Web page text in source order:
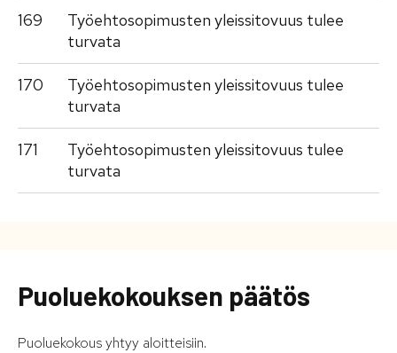
169
Työehtosopimusten yleissitovuus tulee
turvata
170
Työehtosopimusten yleissitovuus tulee
turvata
171
Työehtosopimusten yleissitovuus tulee
turvata
Puoluekokouksen päätös
Puoluekokous yhtyy aloitteisiin.